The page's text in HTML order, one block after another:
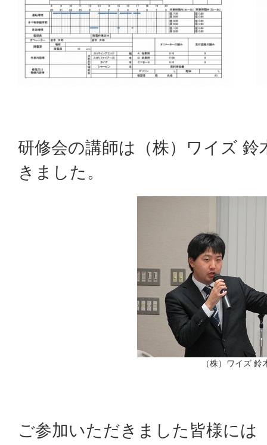
研修会の講師は（株）ワイズ
きました。
（株）ワイズ 鈴
ご参加いただきました皆様には